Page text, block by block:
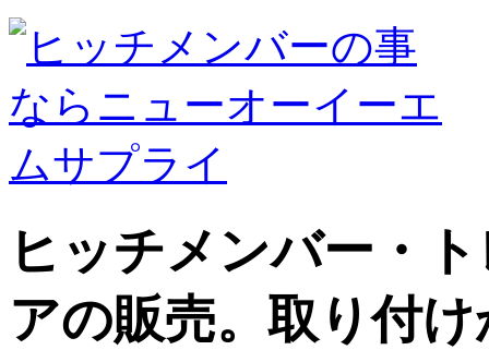
ヒッチメンバー・
アの販売。取り付